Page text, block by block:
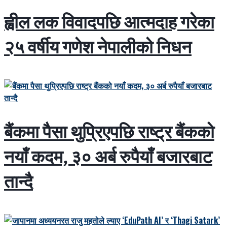
ह्वील लक विवादपछि आत्मदाह गरेका
२५ वर्षीय गणेश नेपालीको निधन
बैंकमा पैसा थुप्रिएपछि राष्ट्र बैंकको
नयाँ कदम, ३० अर्ब रुपैयाँ बजारबाट
तान्दै